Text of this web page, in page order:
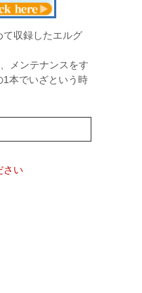
収録したエルグ
メンテナンスをす
本でいざという時
さい